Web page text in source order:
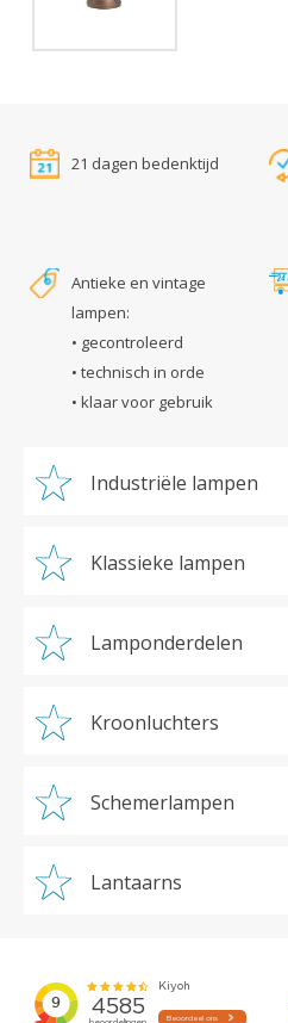
21 dagen bedenktijd
Antieke en vintage
lampen:
• gecontroleerd
• technisch in orde
• klaar voor gebruik
Industriële lampen
Klassieke lampen
Lamponderdelen
Kroonluchters
Schemerlampen
Lantaarns